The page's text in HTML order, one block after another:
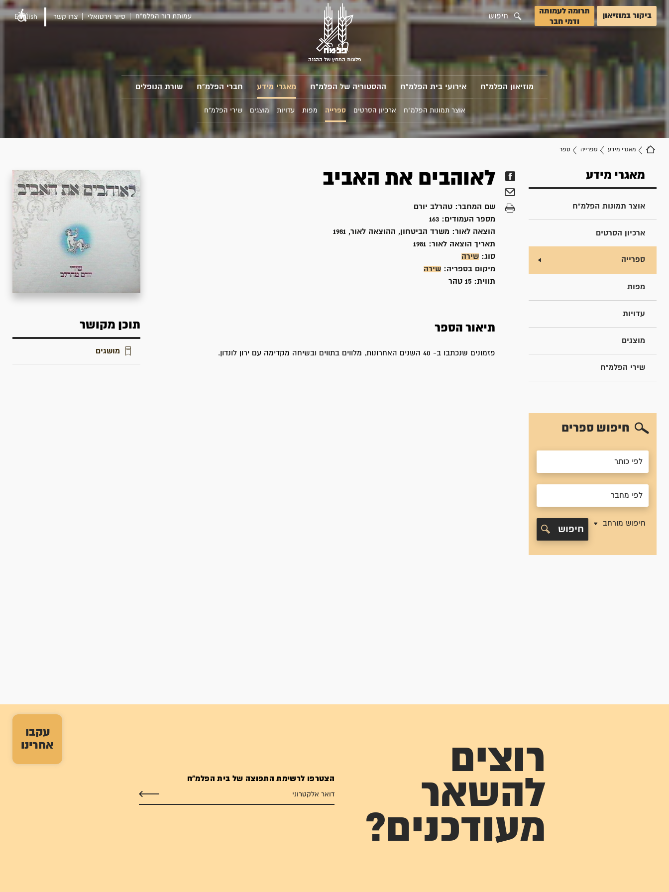
עקבו
אחרינו
ביקור במוזיאון
תרומה לעמותה
ודמי חבר
חיפוש
פלוגות המחץ של ההגנה
עמותת דור הפלמ"ח סיור וירטואלי צרו קשר English
מוזיאון הפלמ"ח אירועי בית הפלמ"ח ההסטוריה של הפלמ"ח מאגרי מידע חברי הפלמ"ח שורת הנופלים
אוצר תמונות הפלמ"ח ארכיון הסרטים ספרייה מפות עדויות מוצגים שירי הפלמ"ח
מאגרי מידע ספרייה ספר
מאגרי מידע
אוצר תמונות הפלמ"ח
ארכיון הסרטים
ספרייה
מפות
עדויות
מוצגים
שירי הפלמ"ח
חיפוש ספרים
חיפוש מורחב
חיפוש
לאוהבים את האביב
שם המחבר: טהרלב יורם
מספר העמודים: 163
הוצאה לאור: משרד הביטחון, ההוצאה לאור, 1981
תאריך הוצאה לאור:
סוג: שירה
מיקום בספריה: שירה
תווית: 15 טהר
תיאור הספר
פזמונים שנכתבו ב- 40 השנים האחרונות, מלווים בתווים ובשיחה מקדימה עם ירון לונדון.
תוכן מקושר
מושגים
רוצים
להשאר
מעודכנים?
הצטרפו לרשימת התפוצה של בית הפלמ"ח